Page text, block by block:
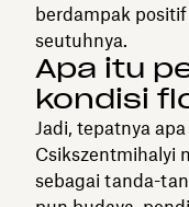
berdampak
seutuhnya.
Apa itu
kondisi
Jadi, tepatnya
Csikszentmihalyi
sebagai tanda-